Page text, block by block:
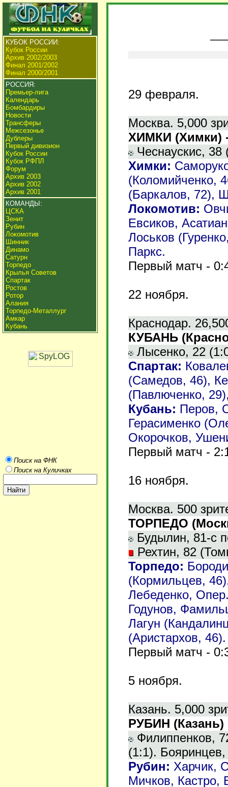
КУБОК РОССИИ:
Кубок России
Архив 2002/2003
Финал 2001/2002
Финал 2000/2001
РОССИЯ:
Премьер-лига
Календарь
Бомбардиры
Новости
Трансферы
Межсезонье
Дублеры
Первый дивизион
Кубок России
Кубок РФПЛ
Форум
Архив 2003
Архив 2002
Архив 2001
КОМАНДЫ:
ЦСКА
Зенит
Рубин
Локомотив
Шинник
Динамо
Сатурн
Торпедо
Крылья Советов
Спартак
Ростов
Ротор
Алания
Торпедо-Металлург
Амкар
Кубань
Поиск на ФНК
Поиск на Куличках
29 февраля.
Москва. 5,000
ХИМКИ (Химки)
Чеснаускис, 38
Химки:
(Коломийченко,
(Баркалов, 72),
Локомотив:
Евсиков,
Лоськов
Паркс.
Первый матч -
22 ноября.
Краснодар.
КУБАНЬ
Лысенко, 22
Спартак:
(Самедов, 46),
(Павлюченко,
Кубань: Перов,
Герасименко
Окорочков,
Первый матч -
16 ноября.
Москва. 500
ТОРПЕДО
Будылин, 81-с
Рехтин, 82
Торпедо:
(Кормильцев,
Лебеденко,
Годунов,
Лагун
(Аристархов, 46).
Первый матч -
5 ноября.
Казань. 5,000
РУБИН
Филиппенков,
(1:1).
Рубин: Харчик,
Мичков, Кастро,